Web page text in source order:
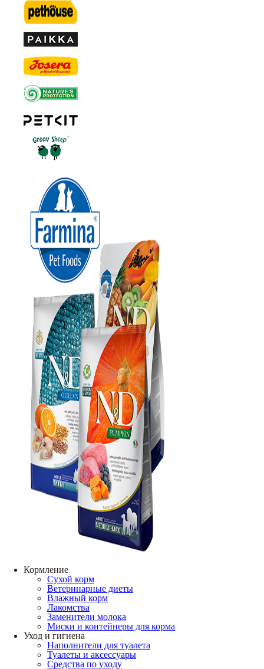
Кормление
Сухой корм
Ветеринарные диеты
Влажный корм
Лакомства
Заменители молока
Миски и контейнеры для корма
Уход и гигиена
Наполнители для туалета
Туалеты и аксессуары
Средства по уходу